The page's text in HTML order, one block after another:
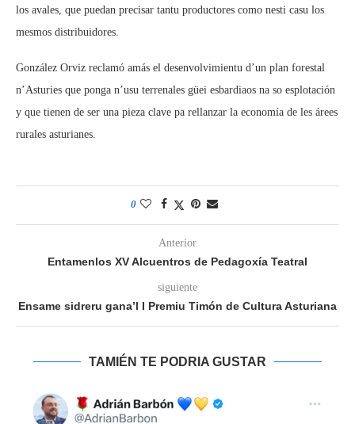
los avales, que puedan precisar tantu productores como nesti casu los
mesmos distribuidores.
González Orviz reclamó amás el desenvolvimientu d’un plan forestal
n’Asturies que ponga n’usu terrenales güei esbardiaos na so esplotación
y que tienen de ser una pieza clave pa rellanzar la economía de les árees
rurales asturianes.
0
Anterior
Entamenlos XV Alcuentros de Pedagoxía Teatral
siguiente
Ensame sidreru gana’l I Premiu Timón de Cultura Asturiana
TAMIÉN TE PODRIA GUSTAR